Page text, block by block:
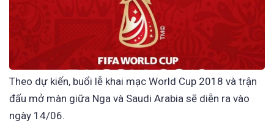
Theo dự kiến, buổi lễ khai mạc World Cup 2018 và trận
đấu mở màn giữa Nga và Saudi Arabia sẽ diễn ra vào
ngày 14/06.